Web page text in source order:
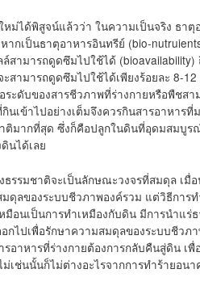
ม่ได้พิสูจน์แล้วว่า ในความเป็นจริง ธา
ากเป็นธาตุอาหารอินทรีย์ (bio-
สามารถดูดซึมไปใช้ได้
สามารถดูดซึมไปใช้ได้เพียงร้อยละ 8-
ะดับของสารชีวภาพที่ร่างกายหรือพืชส
นเข้าไปอย่างเต็มจึงควรกินสารอาหา
าติมากที่สุด ซึ่งก็คือปลูกในดินที่อุดมสมบู
นได้เลย
รรมชาติจะเป็นลักษณะวงจรที่สมดุล เ
ดุลของระบบชีวภาพองค์รวม แต่วิธีการ
มือนเป็นการทำเหมืองกับดิน มีการนำแ
อกไปเพื่อรักษาความสมดุลของระบบชีว
อาหารที่ร่างกายต้องการกลับคืนสู่ดิน เ
ม่เช่นนั้นก็ไม่ต่างอะไรจากการทำร้ายอ